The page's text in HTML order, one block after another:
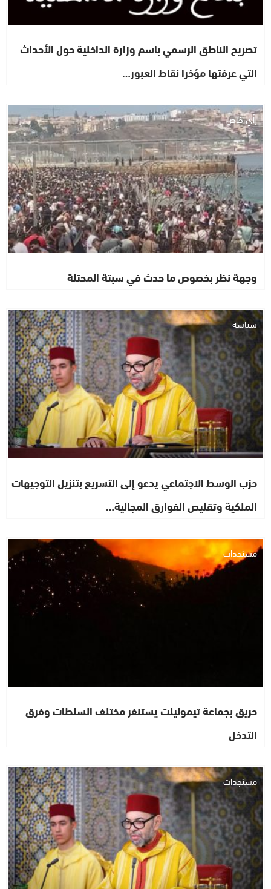
تصريح الناطق الرسمي باسم وزارة الداخلية حول الأحداث
التي عرفتها مؤخرا نقاط العبور…
رأي خاص
وجهة نظر بخصوص ما حدث في سبتة المحتلة
سياسة
حزب الوسط الاجتماعي يدعو إلى التسريع بتنزيل التوجيهات
الملكية وتقليص الفوارق المجالية…
مستجدات
حريق بجماعة تيموليلت يستنفر مختلف السلطات وفرق
التدخل
مستجدات